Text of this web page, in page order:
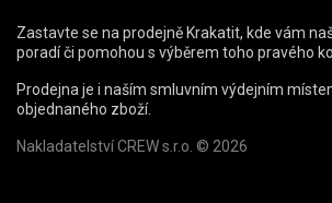
Zastavte se na prodejně Krakatit, kde vám
poradí či pomohou s výběrem toho pravého
Prodejna je i naším smluvním výdejním
objednaného zboží.
Nakladatelství CREW s.r.o. © 2026